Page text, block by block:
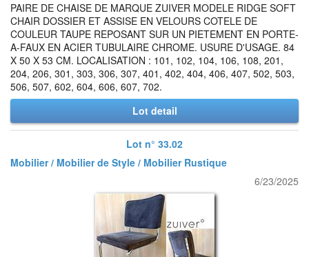
PAIRE DE CHAISE DE MARQUE ZUIVER MODELE RIDGE SOFT
CHAIR DOSSIER ET ASSISE EN VELOURS COTELE DE
COULEUR TAUPE REPOSANT SUR UN PIETEMENT EN PORTE-
A-FAUX EN ACIER TUBULAIRE CHROME. USURE D'USAGE. 84
X 50 X 53 CM. LOCALISATION : 101, 102, 104, 106, 108, 201,
204, 206, 301, 303, 306, 307, 401, 402, 404, 406, 407, 502, 503,
506, 507, 602, 604, 606, 607, 702.
Lot detail
Lot n° 33.02
Mobilier / Mobilier de Style / Mobilier Rustique
6/23/2025